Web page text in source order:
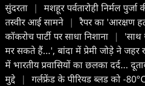
सुंदरता
|
मशहूर पर्वतारोही निर्मल
तस्वीर आई सामने |
रैपर का 'आरक्षण
कॉकरोच पार्टी पर साधा निशाना
|
'साथ
मर सकते हैं...', बांदा में प्रेमी जोड़े ने जहर
में भारतीय प्रवासियों का छलका दर्द...
मुद्दे
|
गर्लफ्रेंड के पीरियड ब्लड को -